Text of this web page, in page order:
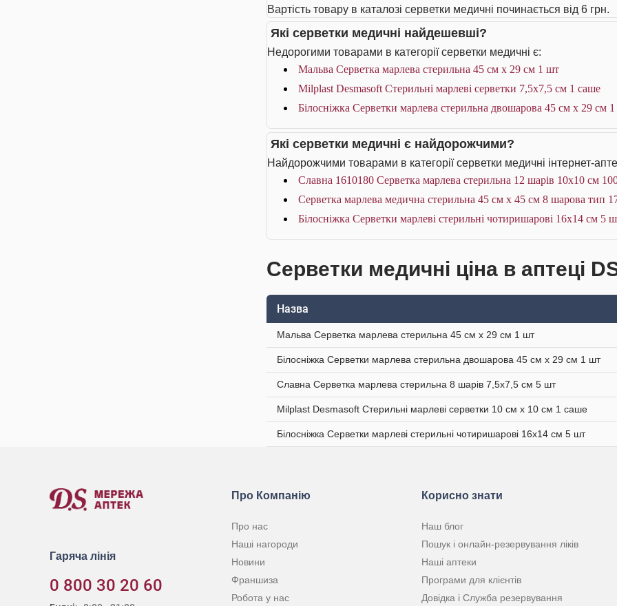
Вартість товару в каталозі серветки медичні починається від 6 грн.
Які серветки медичні найдешевші?
Недорогими товарами в категорії серветки медичні є:
Мальва Серветка марлева стерильна 45 см x 29 cм 1 шт
Milplast Desmasoft Стерильні марлеві серветки 7,5x7,5 см 1 саше
Білосніжка Серветки марлева стерильна двошарова 45 см х 29 см
Які серветки медичні є найдорожчими?
Найдорожчими товарами в категорії серветки медичні інтернет-
Славна 1610180 Серветка марлева стерильна 12 шарів 10х10 см
Серветка марлева медична стерильна 45 см х 45 см 8 шарова тип
Білосніжка Серветки марлеві стерильні чотиришарові 16x14 cм 5
Серветки медичні ціна в аптеці
Назва
Мальва Серветка марлева стерильна 45 см x 29 cм 1 шт
Білосніжка Серветки марлева стерильна двошарова 45 см х 29 см 1 шт
Славна Серветка марлева стерильна 8 шарів 7,5х7,5 см 5 шт
Milplast Desmasoft Стерильні марлеві серветки 10 см x 10 см 1 саше
Білосніжка Серветки марлеві стерильні чотиришарові 16x14 cм 5 шт
Гаряча лінія
0 800 30 20 60
Про Компанію
Про нас
Наші нагороди
Новини
Франшиза
Робота у нас
Корисно знати
Наш блог
Пошук і онлайн-резервування ліків
Наші аптеки
Програми для клієнтів
Довідка і Служба резервування